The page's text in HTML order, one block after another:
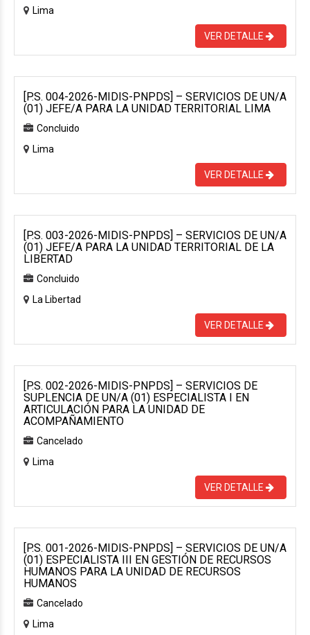
Lima
VER DETALLE
[P.S. 004-2026-MIDIS-PNPDS] – SERVICIOS DE UN/A
(01) JEFE/A PARA LA UNIDAD TERRITORIAL LIMA
Concluido
Lima
VER DETALLE
[P.S. 003-2026-MIDIS-PNPDS] – SERVICIOS DE UN/A
(01) JEFE/A PARA LA UNIDAD TERRITORIAL DE LA
LIBERTAD
Concluido
La Libertad
VER DETALLE
[P.S. 002-2026-MIDIS-PNPDS] – SERVICIOS DE
SUPLENCIA DE UN/A (01) ESPECIALISTA I EN
ARTICULACIÓN PARA LA UNIDAD DE
ACOMPAÑAMIENTO
Cancelado
Lima
VER DETALLE
[P.S. 001-2026-MIDIS-PNPDS] – SERVICIOS DE UN/A
(01) ESPECIALISTA III EN GESTIÓN DE RECURSOS
HUMANOS PARA LA UNIDAD DE RECURSOS
HUMANOS
Cancelado
Lima